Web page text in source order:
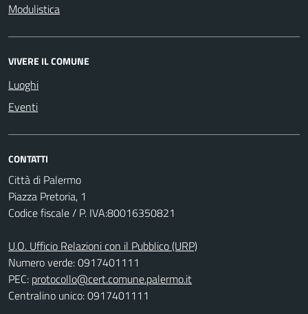
Modulistica
VIVERE IL COMUNE
Luoghi
Eventi
CONTATTI
Città di Palermo
Piazza Pretoria, 1
Codice fiscale / P. IVA:80016350821
U.O. Ufficio Relazioni con il Pubblico (URP)
Numero verde: 0917401111
PEC: protocollo@cert.comune.palermo.it
Centralino unico: 0917401111